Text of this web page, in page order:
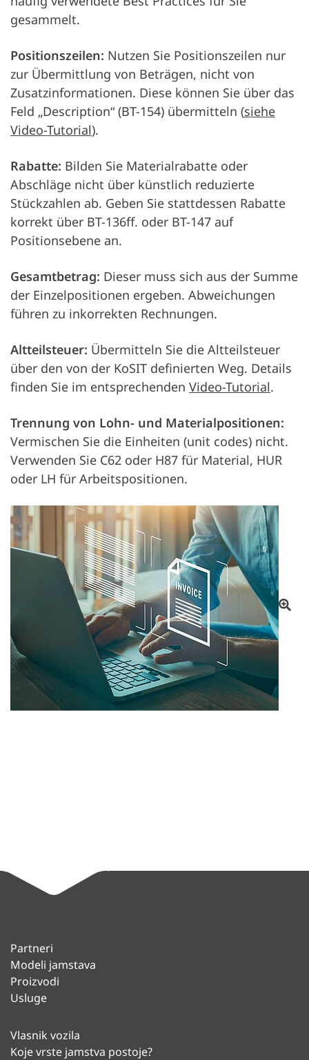
gesammelt.
Positionszeilen: Nutzen Sie Positionszeilen nur
zur Übermittlung von Beträgen, nicht von
Zusatzinformationen. Diese können Sie über das
Feld „Description“ (BT-154) übermitteln (siehe
Video-Tutorial).
Rabatte: Bilden Sie Materialrabatte oder
Abschläge nicht über künstlich reduzierte
Stückzahlen ab. Geben Sie stattdessen Rabatte
korrekt über BT-136ff. oder BT-147 auf
Positionsebene an.
Gesamtbetrag: Dieser muss sich aus der Summe
der Einzelpositionen ergeben. Abweichungen
führen zu inkorrekten Rechnungen.
Altteilsteuer: Übermitteln Sie die Altteilsteuer
über den von der KoSIT definierten Weg. Details
finden Sie im entsprechenden Video-Tutorial.
Trennung von Lohn- und Materialpositionen:
Vermischen Sie die Einheiten (unit codes) nicht.
Verwenden Sie C62 oder H87 für Material, HUR
oder LH für Arbeitspositionen.
Partneri
Modeli jamstava
Proizvodi
Usluge
Vlasnik vozila
Koje vrste jamstva postoje?